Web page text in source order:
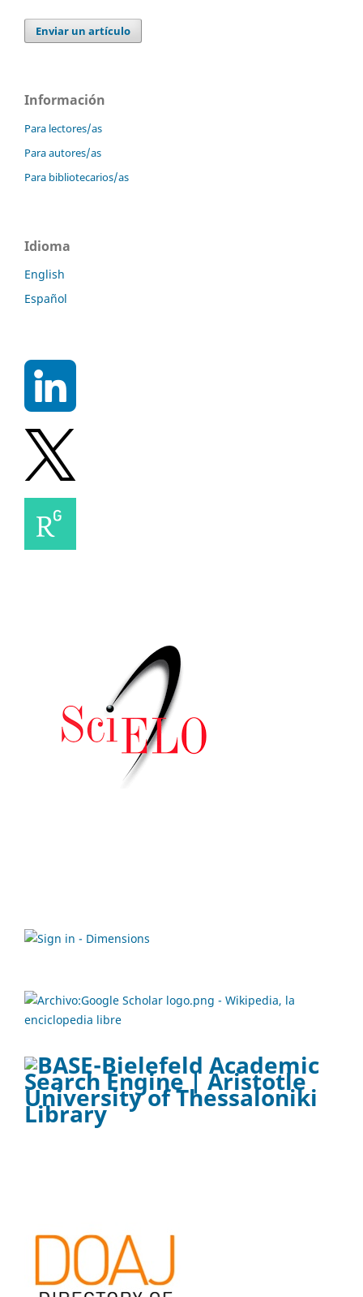
Enviar un artículo
Información
Para lectores/as
Para autores/as
Para bibliotecarios/as
Idioma
English
Español